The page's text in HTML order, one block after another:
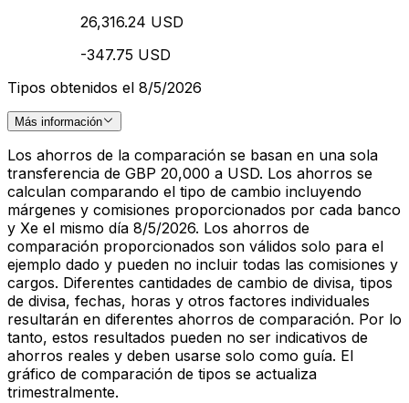
26,316.24 USD
-347.75 USD
Tipos obtenidos el 8/5/2026
Más información
Los ahorros de la comparación se basan en una sola
transferencia de GBP 20,000 a USD. Los ahorros se
calculan comparando el tipo de cambio incluyendo
márgenes y comisiones proporcionados por cada banco
y Xe el mismo día 8/5/2026. Los ahorros de
comparación proporcionados son válidos solo para el
ejemplo dado y pueden no incluir todas las comisiones y
cargos. Diferentes cantidades de cambio de divisa, tipos
de divisa, fechas, horas y otros factores individuales
resultarán en diferentes ahorros de comparación. Por lo
tanto, estos resultados pueden no ser indicativos de
ahorros reales y deben usarse solo como guía. El
gráfico de comparación de tipos se actualiza
trimestralmente.